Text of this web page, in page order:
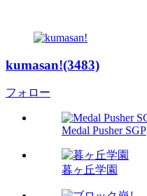
kumasan!(3483)
フォロー
Medal Pusher SGP
暮ヶ丘学園